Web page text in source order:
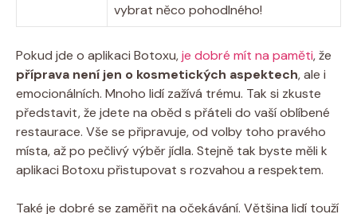
vybrat něco pohodlného!
Pokud jde o aplikaci Botoxu,je dobré mít na paměti, že
příprava není jen o kosmetických aspektech, ale i
emocionálních. Mnoho lidí zažívá trému. Tak si zkuste
představit, že jdete na oběd s přáteli do vaší oblíbené
restaurace. Vše se připravuje, od volby toho pravého
místa, až po pečlivý výběr jídla. Stejně tak byste měli k
aplikaci Botoxu přistupovat s rozvahou a respektem.
Také je dobré se zaměřit na očekávání. Většina lidí touží